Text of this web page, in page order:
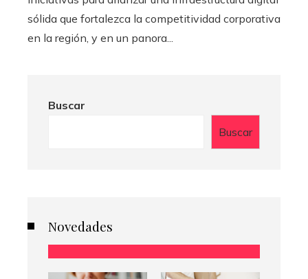
sólida que fortalezca la competitividad corporativa
en la región, y en un panora...
Buscar
Buscar
Novedades